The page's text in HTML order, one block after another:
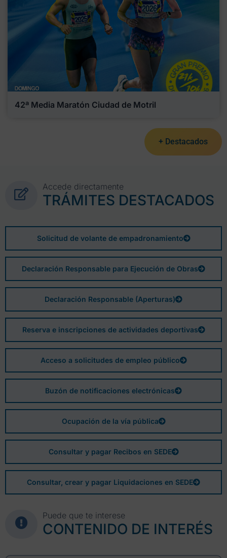
42ª Media Maratón Ciudad de Motril
+ Destacados
Accede directamente
TRÁMITES DESTACADOS
Solicitud de volante de empadronamiento
Declaración Responsable para Ejecución de Obras
Declaración Responsable (Aperturas)
Reserva e inscripciones de actividades deportivas
Acceso a solicitudes de empleo público
Buzón de notificaciones electrónicas
Ocupación de la vía pública
Consultar y pagar Recibos en SEDE
Consultar, crear y pagar Liquidaciones en SEDE
Puede que te interese
CONTENIDO DE INTERÉS